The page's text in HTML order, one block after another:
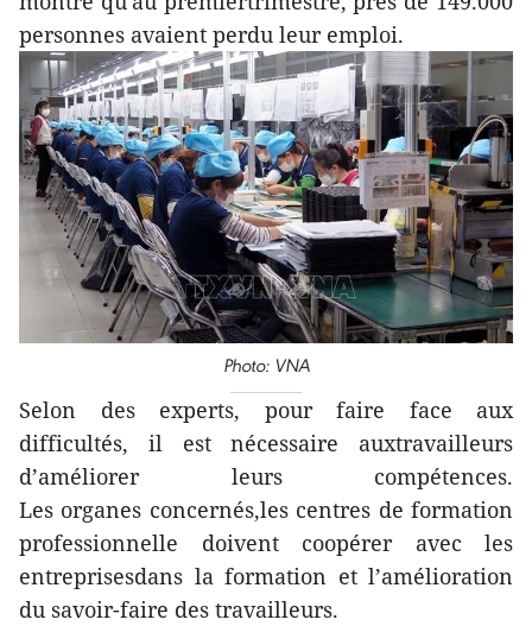
personnes avaient perdu leur emploi.
Photo: VNA
Selon des experts, pour faire face aux
difficultés, il est nécessaire auxtravailleurs
d’améliorer leurs compétences.
Les organes concernés,les centres de formation
professionnelle doivent coopérer avec les
entreprisesdans la formation et l’amélioration
du savoir-faire des travailleurs.